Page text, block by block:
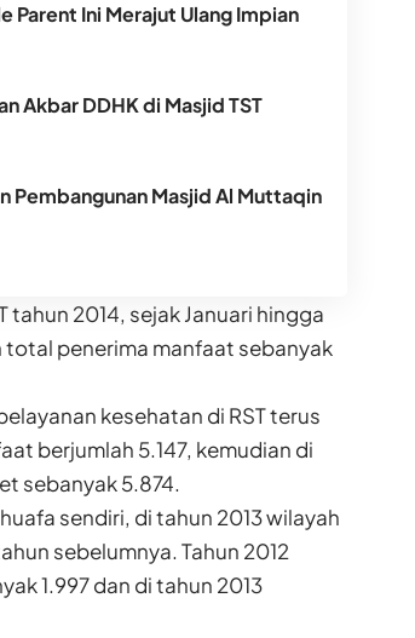
Parent Ini Merajut Ulang Impian
Akbar DDHK di Masjid TST
Pembangunan Masjid Al Muttaqin
2014, sejak Januari hingga
penerima manfaat sebanyak
kesehatan di RST terus
berjumlah 5.147, kemudian di
sebanyak 5.874.
sendiri, di tahun 2013 wilayah
sebelumnya. Tahun 2012
1.997 dan di tahun 2013